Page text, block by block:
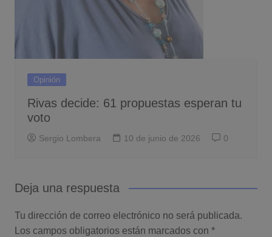
Opinión
Rivas decide: 61 propuestas esperan tu
voto
Sergio Lombera 10 de junio de 2026 0
Deja una respuesta
Tu dirección de correo electrónico no será publicada.
Los campos obligatorios están marcados con *